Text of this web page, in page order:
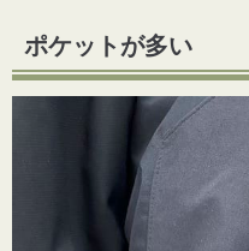
ポケットが多い